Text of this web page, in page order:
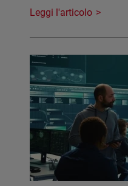
Leggi l'articolo